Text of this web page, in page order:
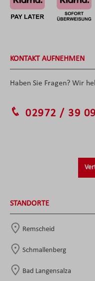
KONTAKT AUFNEHMEN
Haben Sie Fragen? Wir
02972 / 39
STANDORTE
Remscheid
Schmallenberg
Bad Langensalza